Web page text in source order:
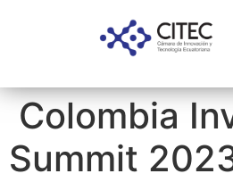
Colombia
Summit